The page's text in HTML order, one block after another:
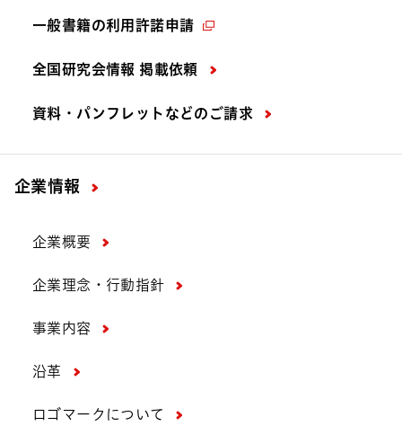
一般書籍の利用許諾申請
全国研究会情報 掲載依頼
資料・パンフレットなどの ご請求
企業情報
企業概要
企業理念・行動指針
事業内容
沿革
ロゴマークについて